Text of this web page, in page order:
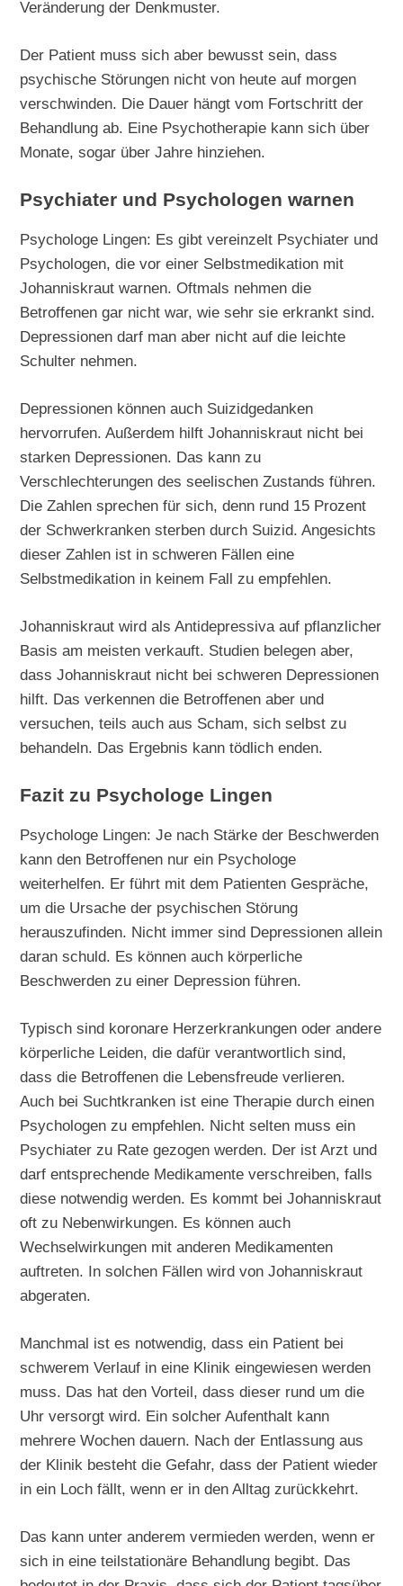
Veränderung der Denkmuster.
Der Patient muss sich aber bewusst sein, dass
psychische Störungen nicht von heute auf morgen
verschwinden. Die Dauer hängt vom Fortschritt der
Behandlung ab. Eine Psychotherapie kann sich über
Monate, sogar über Jahre hinziehen.
Psychiater und Psychologen warnen
Psychologe Lingen: Es gibt vereinzelt Psychiater und
Psychologen, die vor einer Selbstmedikation mit
Johanniskraut warnen. Oftmals nehmen die
Betroffenen gar nicht war, wie sehr sie erkrankt sind.
Depressionen darf man aber nicht auf die leichte
Schulter nehmen.
Depressionen können auch Suizidgedanken
hervorrufen. Außerdem hilft Johanniskraut nicht bei
starken Depressionen. Das kann zu
Verschlechterungen des seelischen Zustands führen.
Die Zahlen sprechen für sich, denn rund 15 Prozent
der Schwerkranken sterben durch Suizid. Angesichts
dieser Zahlen ist in schweren Fällen eine
Selbstmedikation in keinem Fall zu empfehlen.
Johanniskraut wird als Antidepressiva auf pflanzlicher
Basis am meisten verkauft. Studien belegen aber,
dass Johanniskraut nicht bei schweren Depressionen
hilft. Das verkennen die Betroffenen aber und
versuchen, teils auch aus Scham, sich selbst zu
behandeln. Das Ergebnis kann tödlich enden.
Fazit zu Psychologe Lingen
Psychologe Lingen: Je nach Stärke der Beschwerden
kann den Betroffenen nur ein Psychologe
weiterhelfen. Er führt mit dem Patienten Gespräche,
um die Ursache der psychischen Störung
herauszufinden. Nicht immer sind Depressionen allein
daran schuld. Es können auch körperliche
Beschwerden zu einer Depression führen.
Typisch sind koronare Herzerkrankungen oder andere
körperliche Leiden, die dafür verantwortlich sind,
dass die Betroffenen die Lebensfreude verlieren.
Auch bei Suchtkranken ist eine Therapie durch einen
Psychologen zu empfehlen. Nicht selten muss ein
Psychiater zu Rate gezogen werden. Der ist Arzt und
darf entsprechende Medikamente verschreiben, falls
diese notwendig werden. Es kommt bei Johanniskraut
oft zu Nebenwirkungen. Es können auch
Wechselwirkungen mit anderen Medikamenten
auftreten. In solchen Fällen wird von Johanniskraut
abgeraten.
Manchmal ist es notwendig, dass ein Patient bei
schwerem Verlauf in eine Klinik eingewiesen werden
muss. Das hat den Vorteil, dass dieser rund um die
Uhr versorgt wird. Ein solcher Aufenthalt kann
mehrere Wochen dauern. Nach der Entlassung aus
der Klinik besteht die Gefahr, dass der Patient wieder
in ein Loch fällt, wenn er in den Alltag zurückkehrt.
Das kann unter anderem vermieden werden, wenn er
sich in eine teilstationäre Behandlung begibt. Das